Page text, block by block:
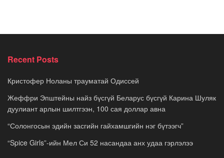
Recent Posts
Кристофер Ноланы трауматай Одиссей
Жеффри Эпштейны найз бүсгүй Беларус бүсгүй Карина Шуляк
дуулиант арлын шилтгээн, 100 сая доллар авна
“Солонгосын эдийн засгийн гайхамшгийн нэг бүтээгч”
“Spice Girls”-ийн Мел Си 52 насандаа анх удаа гэрлэлээ